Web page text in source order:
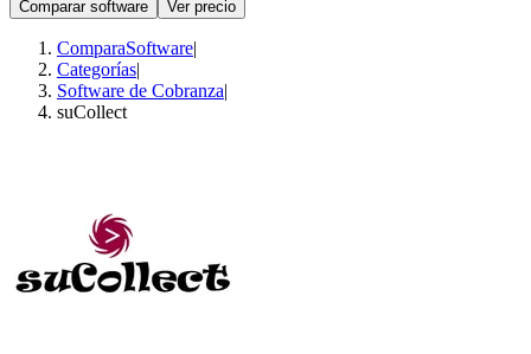
Comparar software
Ver precio
ComparaSoftware|
Categorías|
Software de Cobranza|
suCollect